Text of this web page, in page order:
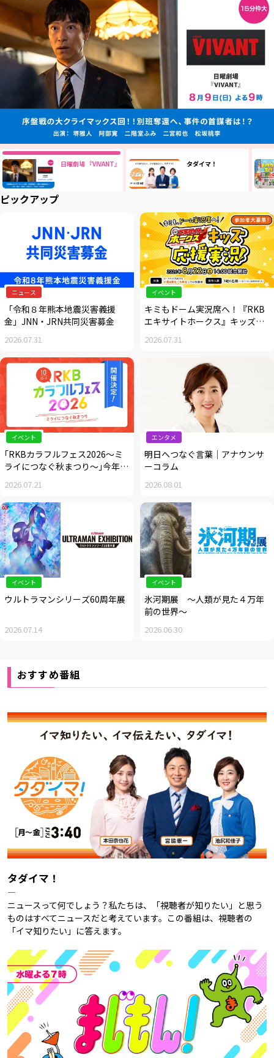
日曜劇場 『VIVANT』 タダイマ！
ピックアップ
ニュース
「令和８年熊本地震災害義援
金」JNN・JRN共同災害募金
2026.07.31
イベント
キミもドーム実況席へ！『RKB
エキサイトホークス』キッズ応
2026.07.31
イベント
｢RKBカラフルフェス2026～ミ
ライにつなぐ秋まつり～｣今年も
2026.07.21
エンタメ
明日へつなぐ言葉｜アナウンサ
ーコラム
2026.08.01
イベント
ウルトラマンシリーズ60周年展
2026.07.14
イベント
氷河期展 ～人類が見た４万年
前の世界～
2026.06.30
おすすめ番組
タダイマ！
―
ニュースって何でしょう？私たちは、「視聴者が知りたい」と思う
ものはすべてニュースだと考えています。この番組は、視聴者の
「イマ知りたい」に答えます。